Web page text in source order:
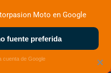
NUEVO
MOTOS ELÉCTRICAS×
Moto en Google
fuente preferida
cuenta de Google